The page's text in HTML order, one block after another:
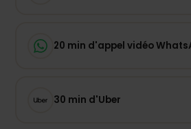
20 min d'appel vidéo
30 min d'Uber